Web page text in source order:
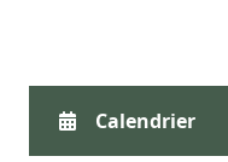
Calendrier